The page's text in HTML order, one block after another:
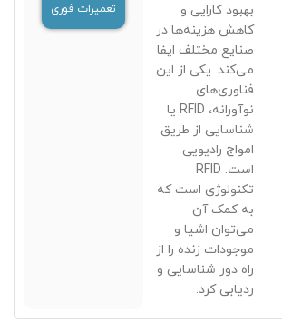
بهبود کارایی و
کاهش هزینه‌ها در
صنایع مختلف ایفا
می‌کند. یکی از این
فناوری‌های
نوآورانه، RFID یا
شناسایی از طریق
امواج رادیویی
است. RFID
تکنولوژی است که
به کمک آن
می‌توان اشیا و
موجودات زنده را از
راه دور شناسایی و
ردیابی کرد.
تعمیرات فوری